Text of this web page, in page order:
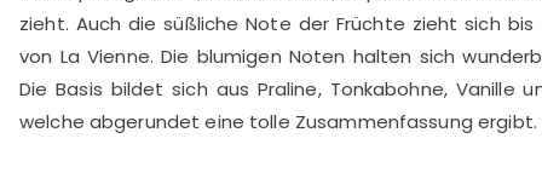
zieht. Auch die süßliche Note der Früchte zieht sich bis
von La Vienne. Die blumigen Noten halten sich
Die Basis bildet sich aus Praline, Tonkabohne, Vanille
welche abgerundet eine tolle Zusammenfassung ergibt.